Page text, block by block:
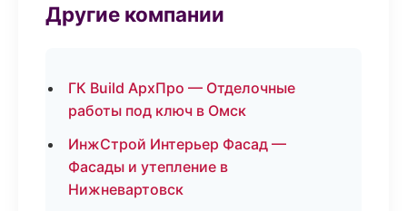
Другие компании
ГК Build АрхПро — Отделочные
работы под ключ в Омск
ИнжСтрой Интерьер Фасад —
Фасады и утепление в
Нижневартовск